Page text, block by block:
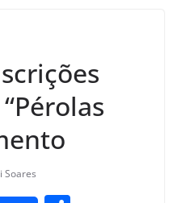
p
s
Soares